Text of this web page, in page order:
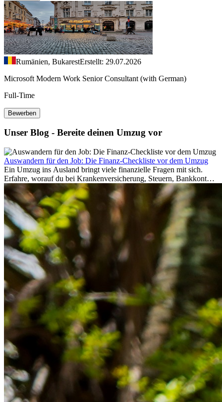
Rumänien, BukarestErstellt: 29.07.2026
Microsoft Modern Work Senior Consultant (with German)
Full-Time
Bewerben
Unser Blog - Bereite deinen Umzug vor
Auswandern für den Job: Die Finanz-Checkliste vor dem Umzug
Ein Umzug ins Ausland bringt viele finanzielle Fragen mit sich.
Erfahre, worauf du bei Krankenversicherung, Steuern, Bankkonto,
Rücklagen und Budgetplanung achten solltest, damit dein Neustart
im Ausland reibungslos gelingt.